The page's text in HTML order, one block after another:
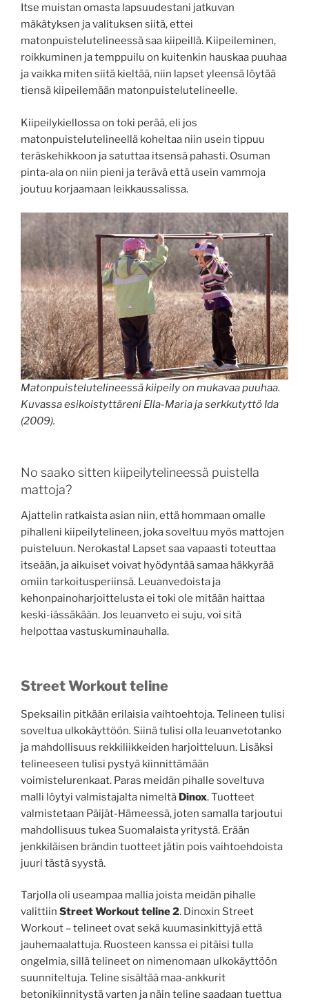
Itse muistan omasta lapsuudestani jatkuvan
mäkätyksen ja valituksen siitä, ettei
matonpuistelutelineessä saa kiipeillä. Kiipeileminen,
roikkuminen ja temppuilu on kuitenkin hauskaa puuhaa
ja vaikka miten siitä kieltää, niin lapset yleensä löytää
tiensä kiipeilemään matonpuistelutelineelle.
Kiipeilykiellossa on toki perää, eli jos
matonpuistelutelineellä koheltaa niin usein tippuu
teräskehikkoon ja satuttaa itsensä pahasti. Osuman
pinta-ala on niin pieni ja terävä että usein vammoja
joutuu korjaamaan leikkaussalissa.
Matonpuistelutelineessä kiipeily on mukavaa puuhaa.
Kuvassa esikoistyttäreni Ella-Maria ja serkkutyttö Ida
(2009).
No saako sitten kiipeilytelineessä puistella
mattoja?
Ajattelin ratkaista asian niin, että hommaan omalle
pihalleni kiipeilytelineen, joka soveltuu myös mattojen
puisteluun. Nerokasta! Lapset saa vapaasti toteuttaa
itseään, ja aikuiset voivat hyödyntää samaa häkkyrää
omiin tarkoitusperiinsä. Leuanvedoista ja
kehonpainoharjoittelusta ei toki ole mitään haittaa
keski-iässäkään. Jos leuanveto ei suju, voi sitä
helpottaa vastuskuminauhalla.
Street Workout teline
Speksailin pitkään erilaisia vaihtoehtoja. Telineen tulisi
soveltua ulkokäyttöön. Siinä tulisi olla leuanvetotanko
ja mahdollisuus rekkiliikkeiden harjoitteluun. Lisäksi
telineeseen tulisi pystyä kiinnittämään
voimistelurenkaat. Paras meidän pihalle soveltuva
malli löytyi valmistajalta nimeltä Dinox. Tuotteet
valmistetaan Päijät-Hämeessä, joten samalla tarjoutui
mahdollisuus tukea Suomalaista yritystä. Erään
jenkkiläisen brändin tuotteet jätin pois vaihtoehdoista
juuri tästä syystä.
Tarjolla oli useampaa mallia joista meidän pihalle
valittiin Street Workout teline 2. Dinoxin Street
Workout – telineet ovat sekä kuumasinkittyjä että
jauhemaalattuja. Ruosteen kanssa ei pitäisi tulla
ongelmia, sillä telineet on nimenomaan ulkokäyttöön
suunniteltuja. Teline sisältää maa-ankkurit
betonikiinnitystä varten ja näin teline saadaan tuettua